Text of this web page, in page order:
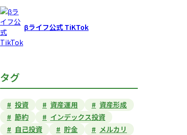
βライフ公式 TiKTok
タグ
投資 資産運用
資産形成
節約
インデックス投資
自己投資
貯金
メルカリ